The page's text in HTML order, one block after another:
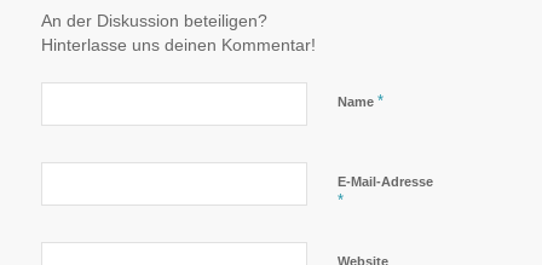
An der Diskussion beteiligen?
Hinterlasse uns deinen Kommentar!
Name *
E-Mail-Adresse
*
Website